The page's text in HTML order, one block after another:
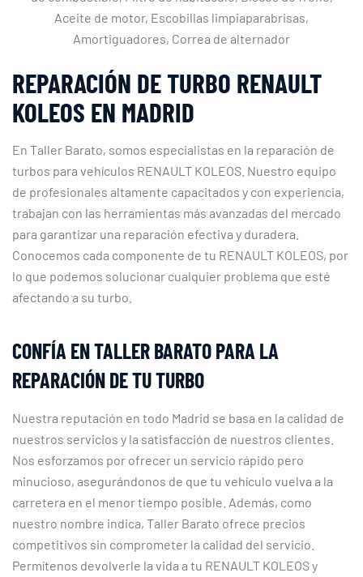
Aceite de motor, Escobillas limpiaparabrisas,
Amortiguadores, Correa de alternador
REPARACIÓN DE TURBO RENAULT
KOLEOS EN MADRID
En Taller Barato, somos especialistas en la reparación de
turbos para vehículos RENAULT KOLEOS. Nuestro equipo
de profesionales altamente capacitados y con experiencia,
trabajan con las herramientas más avanzadas del mercado
para garantizar una reparación efectiva y duradera.
Conocemos cada componente de tu RENAULT KOLEOS, por
lo que podemos solucionar cualquier problema que esté
afectando a su turbo.
CONFÍA EN TALLER BARATO PARA LA
REPARACIÓN DE TU TURBO
Nuestra reputación en todo Madrid se basa en la calidad de
nuestros servicios y la satisfacción de nuestros clientes.
Nos esforzamos por ofrecer un servicio rápido pero
minucioso, asegurándonos de que tu vehículo vuelva a la
carretera en el menor tiempo posible. Además, como
nuestro nombre indica, Taller Barato ofrece precios
competitivos sin comprometer la calidad del servicio.
Permítenos devolverle la vida a tu RENAULT KOLEOS y